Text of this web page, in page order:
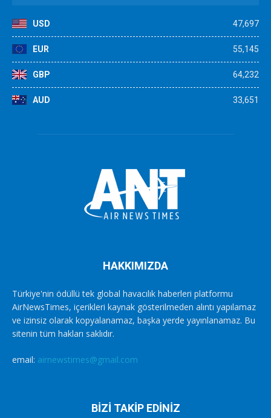
USD 47,697
EUR 55,145
GBP 64,232
AUD 33,651
HAKKIMIZDA
Türkiye'nin ödüllü tek global havacılık haberleri platformu
AirNewsTimes, içerikleri kaynak gösterilmeden alıntı yapılamaz
ve izinsiz olarak kopyalanamaz, başka yerde yayınlanamaz. Bu
sitenin tüm hakları saklıdır.
email: airnewstimes@gmail.com
BİZİ TAKİP EDİNİZ